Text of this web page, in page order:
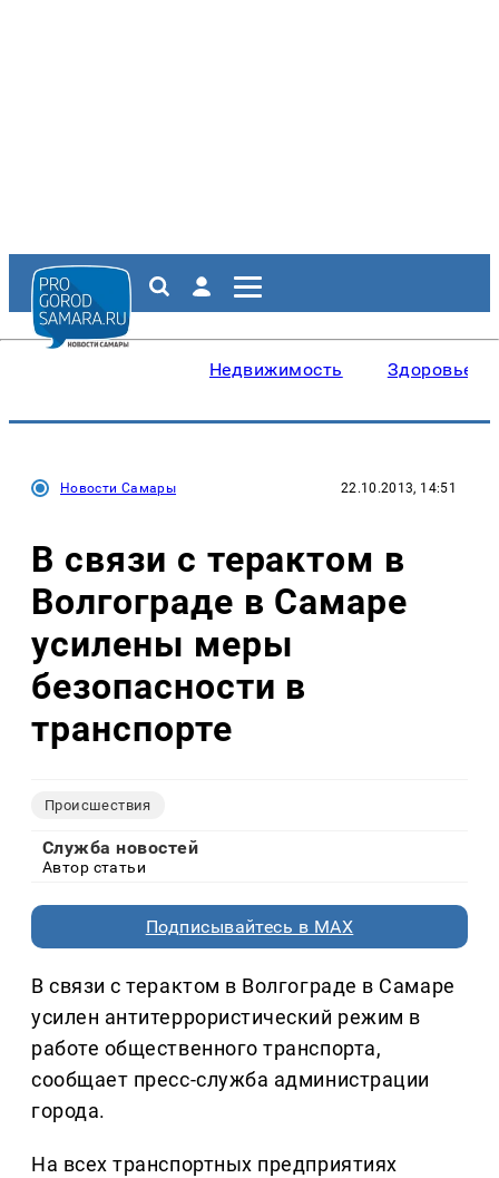
Недвижимость Здоровье
Новости Самары 22.10.2013, 14:51
В связи с терактом в
Волгограде в Самаре
усилены меры
безопасности в
транспорте
Происшествия
Служба новостей
Автор статьи
Подписывайтесь в MAX
В связи с терактом в Волгограде в Самаре
усилен антитеррористический режим в
работе общественного транспорта,
сообщает пресс-служба администрации
города.
На всех транспортных предприятиях